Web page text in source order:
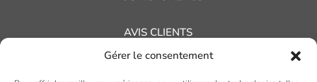
Gérer le consentement
AVIS CLIENTS